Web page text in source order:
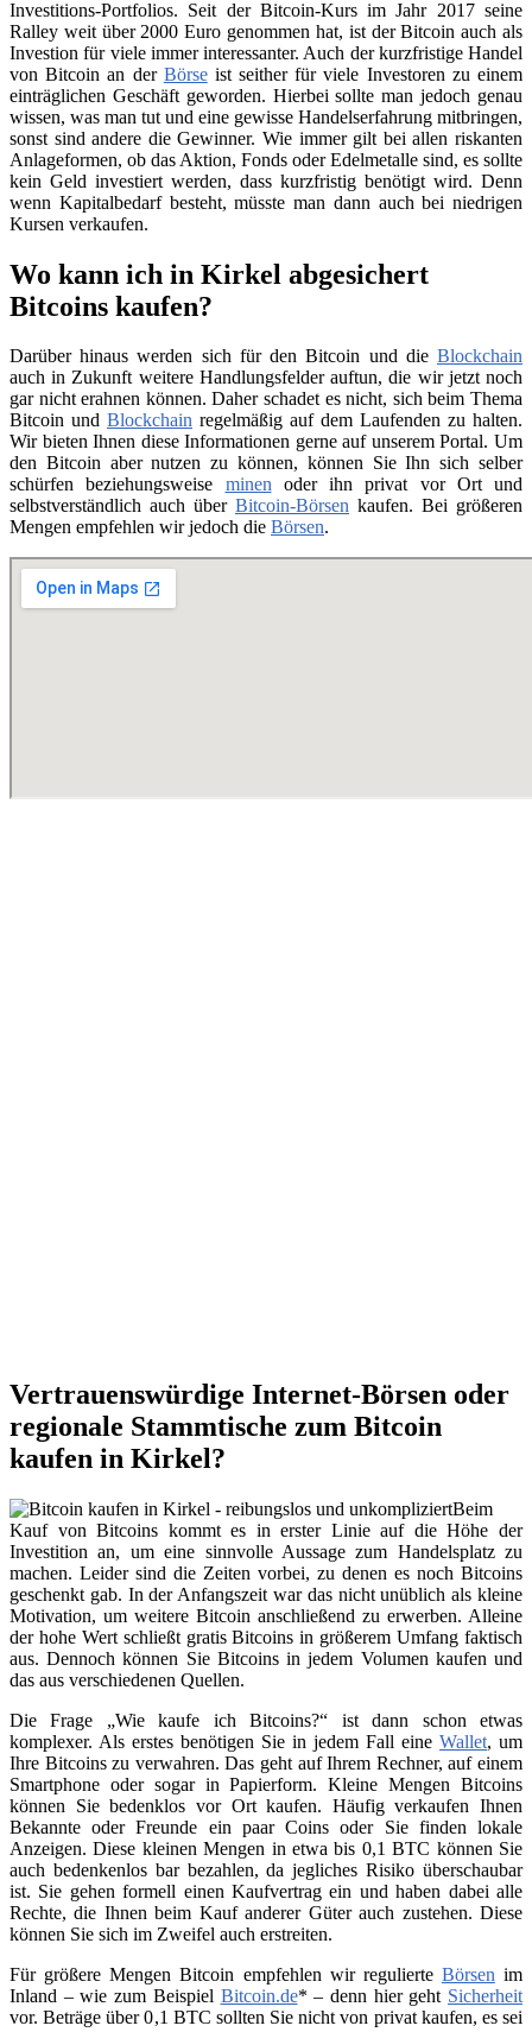
Investitions-Portfolios. Seit der Bitcoin-Kurs im Jahr 2017 seine
Ralley weit über 2000 Euro genommen hat, ist der Bitcoin auch als
Investion für viele immer interessanter. Auch der kurzfristige Handel
von Bitcoin an der Börseist seither für viele Investoren zu einem
einträglichen Geschäft geworden. Hierbei sollte man jedoch genau
wissen, was man tut und eine gewisse Handelserfahrung mitbringen,
sonst sind andere die Gewinner. Wie immer gilt bei allen riskanten
Anlageformen, ob das Aktion, Fonds oder Edelmetalle sind, es sollte
kein Geld investiert werden, dass kurzfristig benötigt wird. Denn
wenn Kapitalbedarf besteht, müsste man dann auch bei niedrigen
Kursen verkaufen.
Wo kann ich in Kirkel abgesichert
Bitcoins kaufen?
Darüber hinaus werden sich für den Bitcoin und die Blockchain
auch in Zukunft weitere Handlungsfelder auftun, die wir jetzt noch
gar nicht erahnen können. Daher schadet es nicht, sich beim Thema
Bitcoin und Blockchain regelmäßig auf dem Laufenden zu halten.
Wir bieten Ihnen diese Informationen gerne auf unserem Portal. Um
den Bitcoin aber nutzen zu können, können Sie Ihn sich selber
schürfen beziehungsweise minenoder ihn privat vor Ort und
selbstverständlich auch über Bitcoin-Börsen kaufen. Bei größeren
Mengen empfehlen wir jedoch die Börsen.
Vertrauenswürdige Internet-Börsen oder
regionale Stammtische zum Bitcoin
kaufen in Kirkel?
Beim
Kauf von Bitcoins kommt es in erster Linie auf die Höhe der
Investition an, um eine sinnvolle Aussage zum Handelsplatz zu
machen. Leider sind die Zeiten vorbei, zu denen es noch Bitcoins
geschenkt gab. In der Anfangszeit war das nicht unüblich als kleine
Motivation, um weitere Bitcoin anschließend zu erwerben. Alleine
der hohe Wert schließt gratis Bitcoins in größerem Umfang faktisch
aus. Dennoch können Sie Bitcoins in jedem Volumen kaufen und
das aus verschiedenen Quellen.
Die Frage „Wie kaufe ich Bitcoins?“ ist dann schon etwas
komplexer. Als erstes benötigen Sie in jedem Fall eine Wallet, um
Ihre Bitcoins zu verwahren. Das geht auf Ihrem Rechner, auf einem
Smartphone oder sogar in Papierform. Kleine Mengen Bitcoins
können Sie bedenklos vor Ort kaufen. Häufig verkaufen Ihnen
Bekannte oder Freunde ein paar Coins oder Sie finden lokale
Anzeigen. Diese kleinen Mengen in etwa bis 0,1 BTC können Sie
auch bedenkenlos bar bezahlen, da jegliches Risiko überschaubar
ist. Sie gehen formell einen Kaufvertrag ein und haben dabei alle
Rechte, die Ihnen beim Kauf anderer Güter auch zustehen. Diese
können Sie sich im Zweifel auch erstreiten.
Für größere Mengen Bitcoin empfehlen wir regulierte Börsen im
Inland – wie zum Beispiel Bitcoin.de* – denn hier geht Sicherheit
vor. Beträge über 0,1 BTC sollten Sie nicht von privat kaufen, es sei